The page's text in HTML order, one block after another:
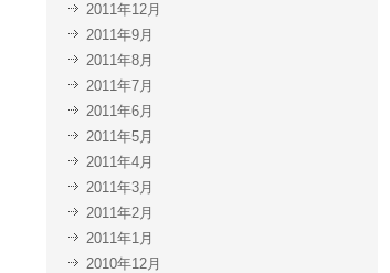
2011年12月
2011年9月
2011年8月
2011年7月
2011年6月
2011年5月
2011年4月
2011年3月
2011年2月
2011年1月
2010年12月